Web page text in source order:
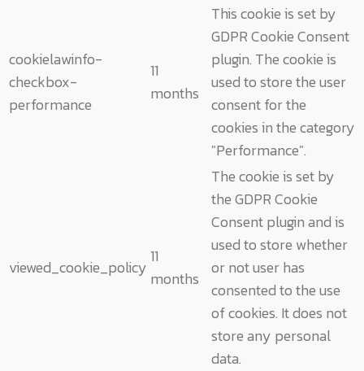
cookielawinfo-
checkbox-
performance
11
months
This cookie is set by
GDPR Cookie Consent
plugin. The cookie is
used to store the user
consent for the
cookies in the category
"Performance".
viewed_cookie_policy
11
months
The cookie is set by
the GDPR Cookie
Consent plugin and is
used to store whether
or not user has
consented to the use
of cookies. It does not
store any personal
data.